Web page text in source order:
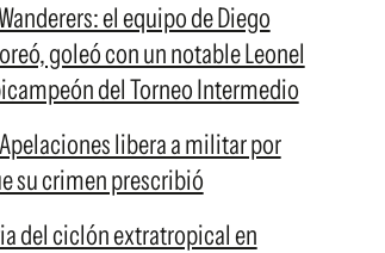
el equipo de Diego
goleó con un notable Leonel
del Torneo Intermedio
libera a militar por
su crimen prescribió
del ciclón extratropical en